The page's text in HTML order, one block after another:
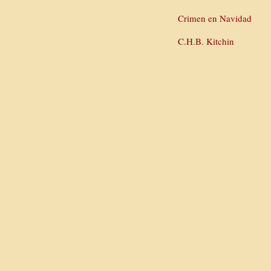
Crimen en Navidad
C.H.B. Kitchin